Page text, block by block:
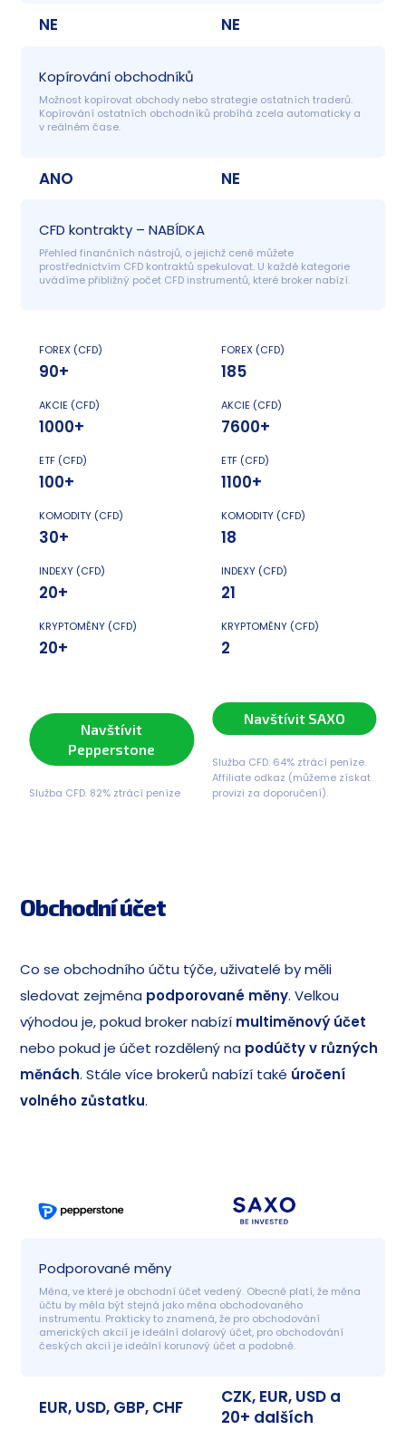
NE NE
Kopírování obchodníků
Možnost kopírovat obchody nebo strategie ostatních traderů.
Kopírování ostatních obchodníků probíhá zcela automaticky a
v reálném čase.
ANO NE
CFD kontrakty – NABÍDKA
Přehled finančních nástrojů, o jejichž ceně můžete
prostřednictvím CFD kontraktů spekulovat. U každé kategorie
uvádíme přibližný počet CFD instrumentů, které broker nabízí.
FOREX (CFD)
90+
AKCIE (CFD)
1000+
ETF (CFD)
100+
KOMODITY (CFD)
30+
INDEXY (CFD)
20+
KRYPTOMĚNY (CFD)
20+
FOREX (CFD)
185
AKCIE (CFD)
7600+
ETF (CFD)
1100+
KOMODITY (CFD)
18
INDEXY (CFD)
21
KRYPTOMĚNY (CFD)
2
Navštívit
Pepperstone
Služba CFD. 82% ztrácí peníze
Navštívit SAXO
Služba CFD. 64% ztrácí peníze.
Affiliate odkaz (můžeme získat
provizi za doporučení).
Obchodní účet
Co se obchodního účtu týče, uživatelé by měli
sledovat zejména podporované měny. Velkou
výhodou je, pokud broker nabízí multiměnový účet
nebo pokud je účet rozdělený na podúčty v různých
měnách. Stále více brokerů nabízí také úročení
volného zůstatku.
Podporované měny
Měna, ve které je obchodní účet vedený. Obecně platí, že měna
účtu by měla být stejná jako měna obchodovaného
instrumentu. Prakticky to znamená, že pro obchodování
amerických akcií je ideální dolarový účet, pro obchodování
českých akcií je ideální korunový účet a podobně.
EUR, USD, GBP, CHF
CZK, EUR, USD a
20+ dalších